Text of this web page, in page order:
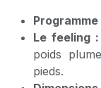
Programme
Le feeling :
poids
pieds.